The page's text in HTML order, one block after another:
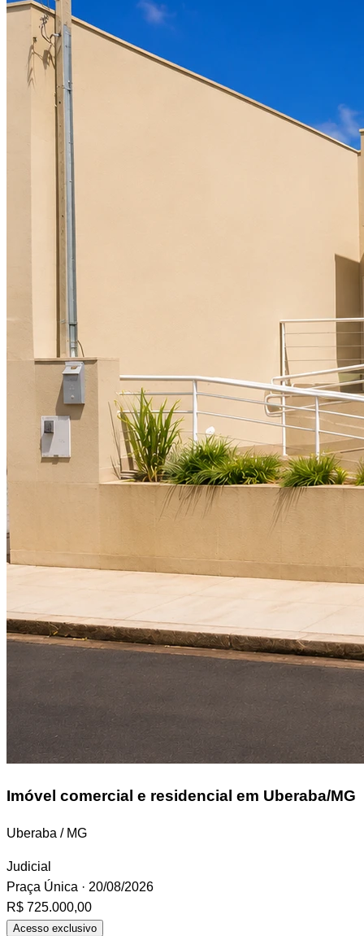
Imóvel comercial e residencial em Uberaba/MG
Uberaba / MG
Judicial
Praça Única · 20/08/2026
R$ 725.000,00
Acesso exclusivo